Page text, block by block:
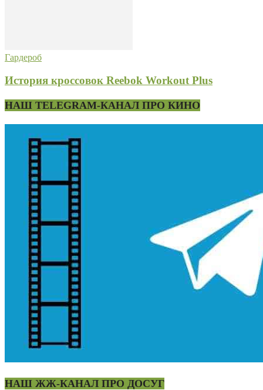
Гардероб
История кроссовок Reebok Workout Plus
НАШ TELEGRAM-КАНАЛ ПРО КИНО
НАШ ЖЖ-КАНАЛ ПРО ДОСУГ